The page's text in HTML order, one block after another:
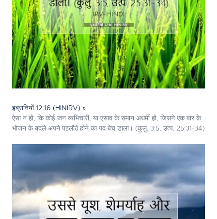
इब्रानियों 12:16 (HINIRV) »
ऐसा न हो, कि कोई जन व्यभिचारी, या एसाव के समान अधर्मी हो, जिसने एक बार के
भोजन के बदले अपने पहलौठे होने का पद बेच डाला। (कुलु. 3:5, उत्प. 25:31-34)